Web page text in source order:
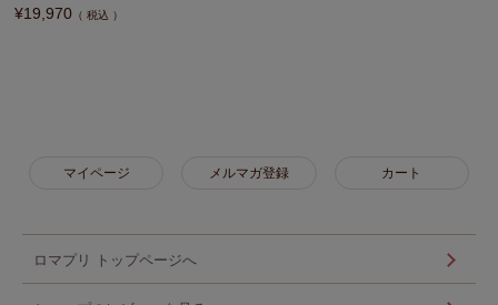
¥19,970 税込
マイページ メルマガ登録 カート
ロマプリ トップページへ